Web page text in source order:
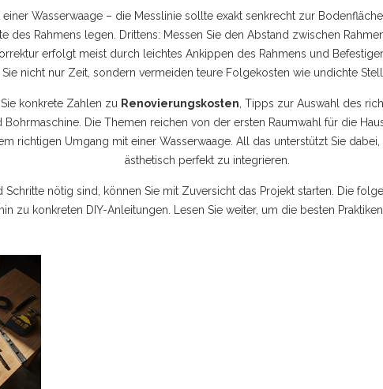
einer Wasserwaage – die Messlinie sollte exakt senkrecht zur
des Rahmens legen. Drittens: Messen Sie den Abstand zwischen
erfolgt meist durch leichtes Ankippen des Rahmens und
nicht nur Zeit, sondern vermeiden teure Folgekosten wie undichte
konkrete Zahlen zu Renovierungskosten , Tipps zur Auswahl des
Die Themen reichen von der ersten Raumwahl für die
richtigen Umgang mit einer Wasserwaage. All das unterstützt Sie
ästhetisch perfekt zu integrieren.
nötig sind, können Sie mit Zuversicht das Projekt starten. Die
zu konkreten DIY-Anleitungen. Lesen Sie weiter, um die besten